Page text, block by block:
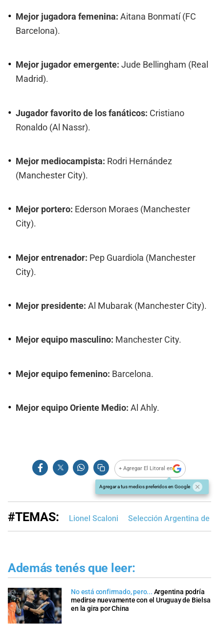
Mejor jugadora femenina: Aitana Bonmatí (FC
Barcelona).
Mejor jugador emergente: Jude Bellingham (Real
Madrid).
Jugador favorito de los fanáticos: Cristiano
Ronaldo (Al Nassr).
Mejor mediocampista: Rodri Hernández
(Manchester City).
Mejor portero: Ederson Moraes (Manchester
City).
Mejor entrenador: Pep Guardiola (Manchester
City).
Mejor presidente: Al Mubarak (Manchester City).
Mejor equipo masculino: Manchester City.
Mejor equipo femenino: Barcelona.
Mejor equipo Oriente Medio: Al Ahly.
+ Agregar El Litoral en
Agregar a tus medios preferidos en Google
#TEMAS: Lionel Scaloni Selección Argentina de
Además tenés que leer:
No está confirmado, pero... Argentina podría
medirse nuevamente con el Uruguay de Bielsa
en la gira por China